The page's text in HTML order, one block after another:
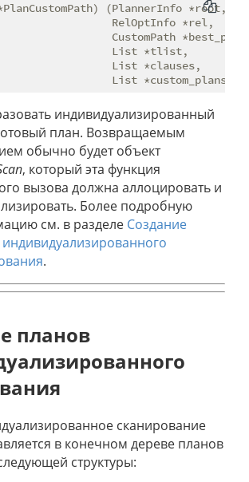
(PlannerInfo *root,
RelOptInfo *rel,
CustomPath
List *tlist,
List *clauses,
индивидуализированный
план. Возвращаемым
обычно будет объект
, который эта функция
вызова должна аллоцировать и
Более подробную
см. в разделе Создание
.
планов
сканирование
в конечном дереве планов
структуры: